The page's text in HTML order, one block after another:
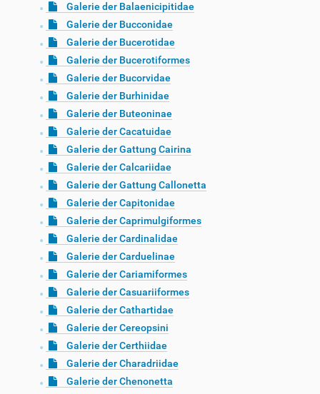
Galerie der Balaenicipitidae
Galerie der Bucconidae
Galerie der Bucerotidae
Galerie der Bucerotiformes
Galerie der Bucorvidae
Galerie der Burhinidae
Galerie der Buteoninae
Galerie der Cacatuidae
Galerie der Gattung Cairina
Galerie der Calcariidae
Galerie der Gattung Callonetta
Galerie der Capitonidae
Galerie der Caprimulgiformes
Galerie der Cardinalidae
Galerie der Carduelinae
Galerie der Cariamiformes
Galerie der Casuariiformes
Galerie der Cathartidae
Galerie der Cereopsini
Galerie der Certhiidae
Galerie der Charadriidae
Galerie der Chenonetta